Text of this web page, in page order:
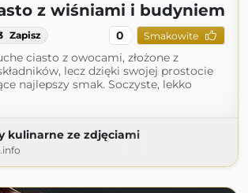
z wiśniami i budyniem
Zapisz 0 Smakowite
ciasto z owocami, złożone z
lecz dzięki swojej prostocie
najlepszy smak. Soczyste, lekko
kulinarne ze zdjęciami